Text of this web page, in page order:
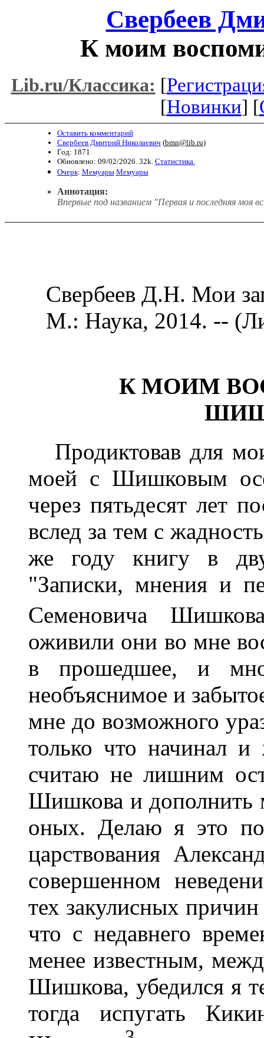
Свербеев
К моим
Lib.ru/Классика: [
[Новинки] [
Оставить комментарий
Свербеев Дмитрий Николаевич (bmn@lib.ru)
Год: 1871
Обновлено: 09/02/2026. 32k. Статистика.
Очерк: Мемуары Мемуары
Аннотация:
Впервые под названием "Первая и последняя
Свербеев Д.Н. Мои
М.: Наука, 2014. --
К МОИМ
Продиктовав для
моей с Шишковым
через пятьдесят лет
вслед за тем с
же году книгу в
"Записки, мнения и
Семеновича
оживили они во мне
в прошедшее, и
необъяснимое и
мне до возможного
только что начинал
считаю не лишним
Шишкова и дополнить
оных. Делаю я это
царствования
совершенном
тех закулисных
что с недавнего
менее известным,
Шишкова, убедился я
тогда испугать